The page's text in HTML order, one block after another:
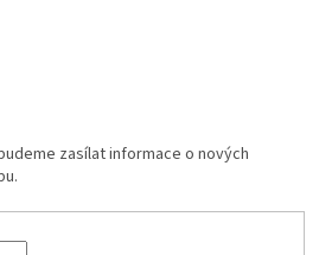
zasílat informace o nových